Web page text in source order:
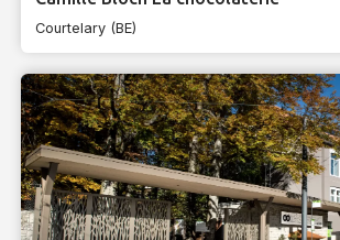
Courtelary (BE)